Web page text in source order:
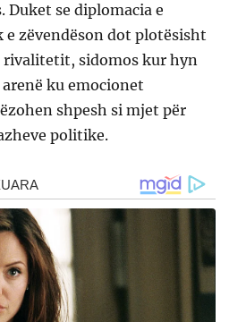
Duket se diplomacia e
e zëvendëson dot plotësisht
rivalitetit, sidomos kur hyn
ku emocionet
shpesh si mjet për
politike.